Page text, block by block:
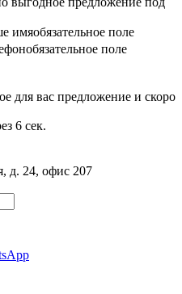
имяобязательное поле
обязательное поле
для вас предложение и скоро
6 сек.
д. 24, офис 207